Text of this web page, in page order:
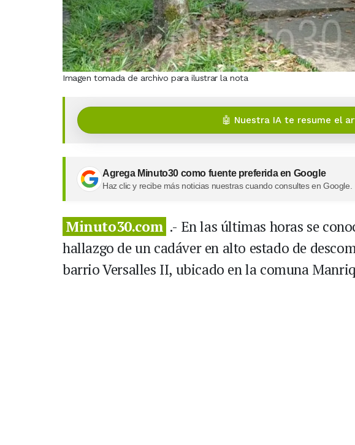
Imagen tomada de archivo para ilustrar la nota
🤖 Nuestra IA te resume el
Agrega Minuto30 como fuente preferida en Google
Haz clic y recibe más noticias nuestras cuando consultes en Google.
Minuto30.com .- En las últimas horas se
hallazgo de un cadáver en alto estado de
barrio Versalles II, ubicado en la comuna